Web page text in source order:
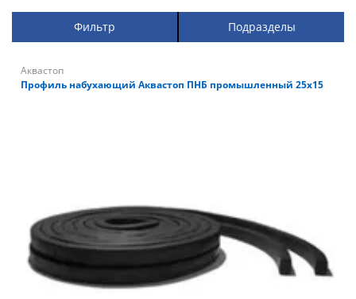
Фильтр Подразделы
Аквастоп
Профиль набухающий Аквастоп ПНБ промышленный 25х15